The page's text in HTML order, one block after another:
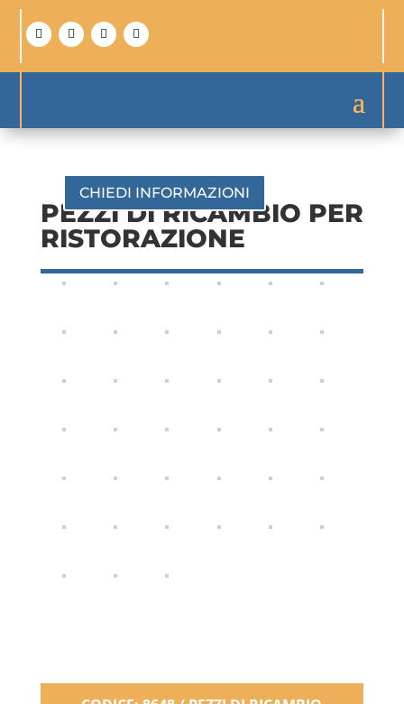
PEZZI DI RICAMBIO PER
RISTORAZIONE
CHIEDI INFORMAZIONI